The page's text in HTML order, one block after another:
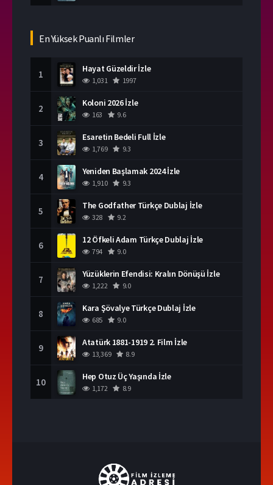
En Yüksek Puanlı Filmler
1 Hayat Güzeldir İzle
1,031 1997
2 Koloni 2026 İzle
163 9.6
3 Esaretin Bedeli Full İzle
1,769 9.3
4 Yeniden Başlamak 2024 İzle
1,910 9.3
5 The Godfather Türkçe Dublaj İzle
328 9.2
6 12 Öfkeli Adam Türkçe Dublaj İzle
794 9.0
7 Yüzüklerin Efendisi: Kralın Dönüşü İzle
1,222 9.0
8 Kara Şövalye Türkçe Dublaj İzle
685 9.0
9 Atatürk 1881-1919 2. Film İzle
13,369 8.9
10 Hep Otuz Üç Yaşında İzle
1,172 8.9